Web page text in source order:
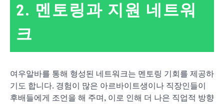
2. 멘토링과 지원 네트워
크
여우알바를 통해 형성된 네트워크는 멘토링 기회를 제공하
기도 합니다. 경험이 많은 아르바이트생이나 직장인들이
후배들에게 조언을 해 주며, 이로 인해 더 나은 직업적 방향